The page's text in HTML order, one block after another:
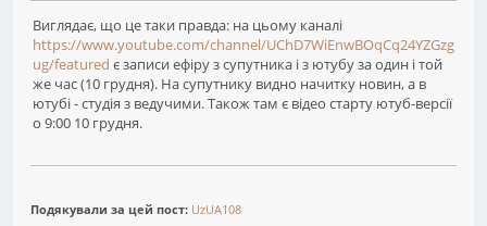
Виглядає, що це таки правда: на цьому каналі
https://www.youtube.com/channel/UChD7WiEnwBOqCq24YZGzg
ug/featured є записи ефіру з супутника і з ютубу за один і той
же час (10 грудня). На супутнику видно начитку новин, а в
ютубі - студія з ведучими. Також там є відео старту ютуб-версії
о 9:00 10 грудня.
Подякували за цей пост: UzUA108